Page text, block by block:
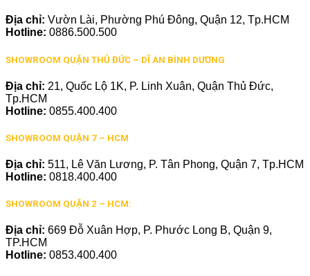
Địa chỉ: Vườn Lài, Phường Phú Đông, Quận 12, Tp.HCM
Hotline: 0886.500.500
SHOWROOM QUẬN THỦ ĐỨC – DĨ AN BÌNH DƯƠNG
Địa chỉ: 21, Quốc Lộ 1K, P. Linh Xuân, Quận Thủ Đức,
Tp.HCM
Hotline: 0855.400.400
SHOWROOM QUẬN 7 – HCM
Địa chỉ: 511, Lê Văn Lương, P. Tân Phong, Quận 7, Tp.HCM
Hotline: 0818.400.400
SHOWROOM QUẬN 2 – HCM:
Địa chỉ: 669 Đỗ Xuân Hợp, P. Phước Long B, Quận 9,
TP.HCM
Hotline: 0853.400.400